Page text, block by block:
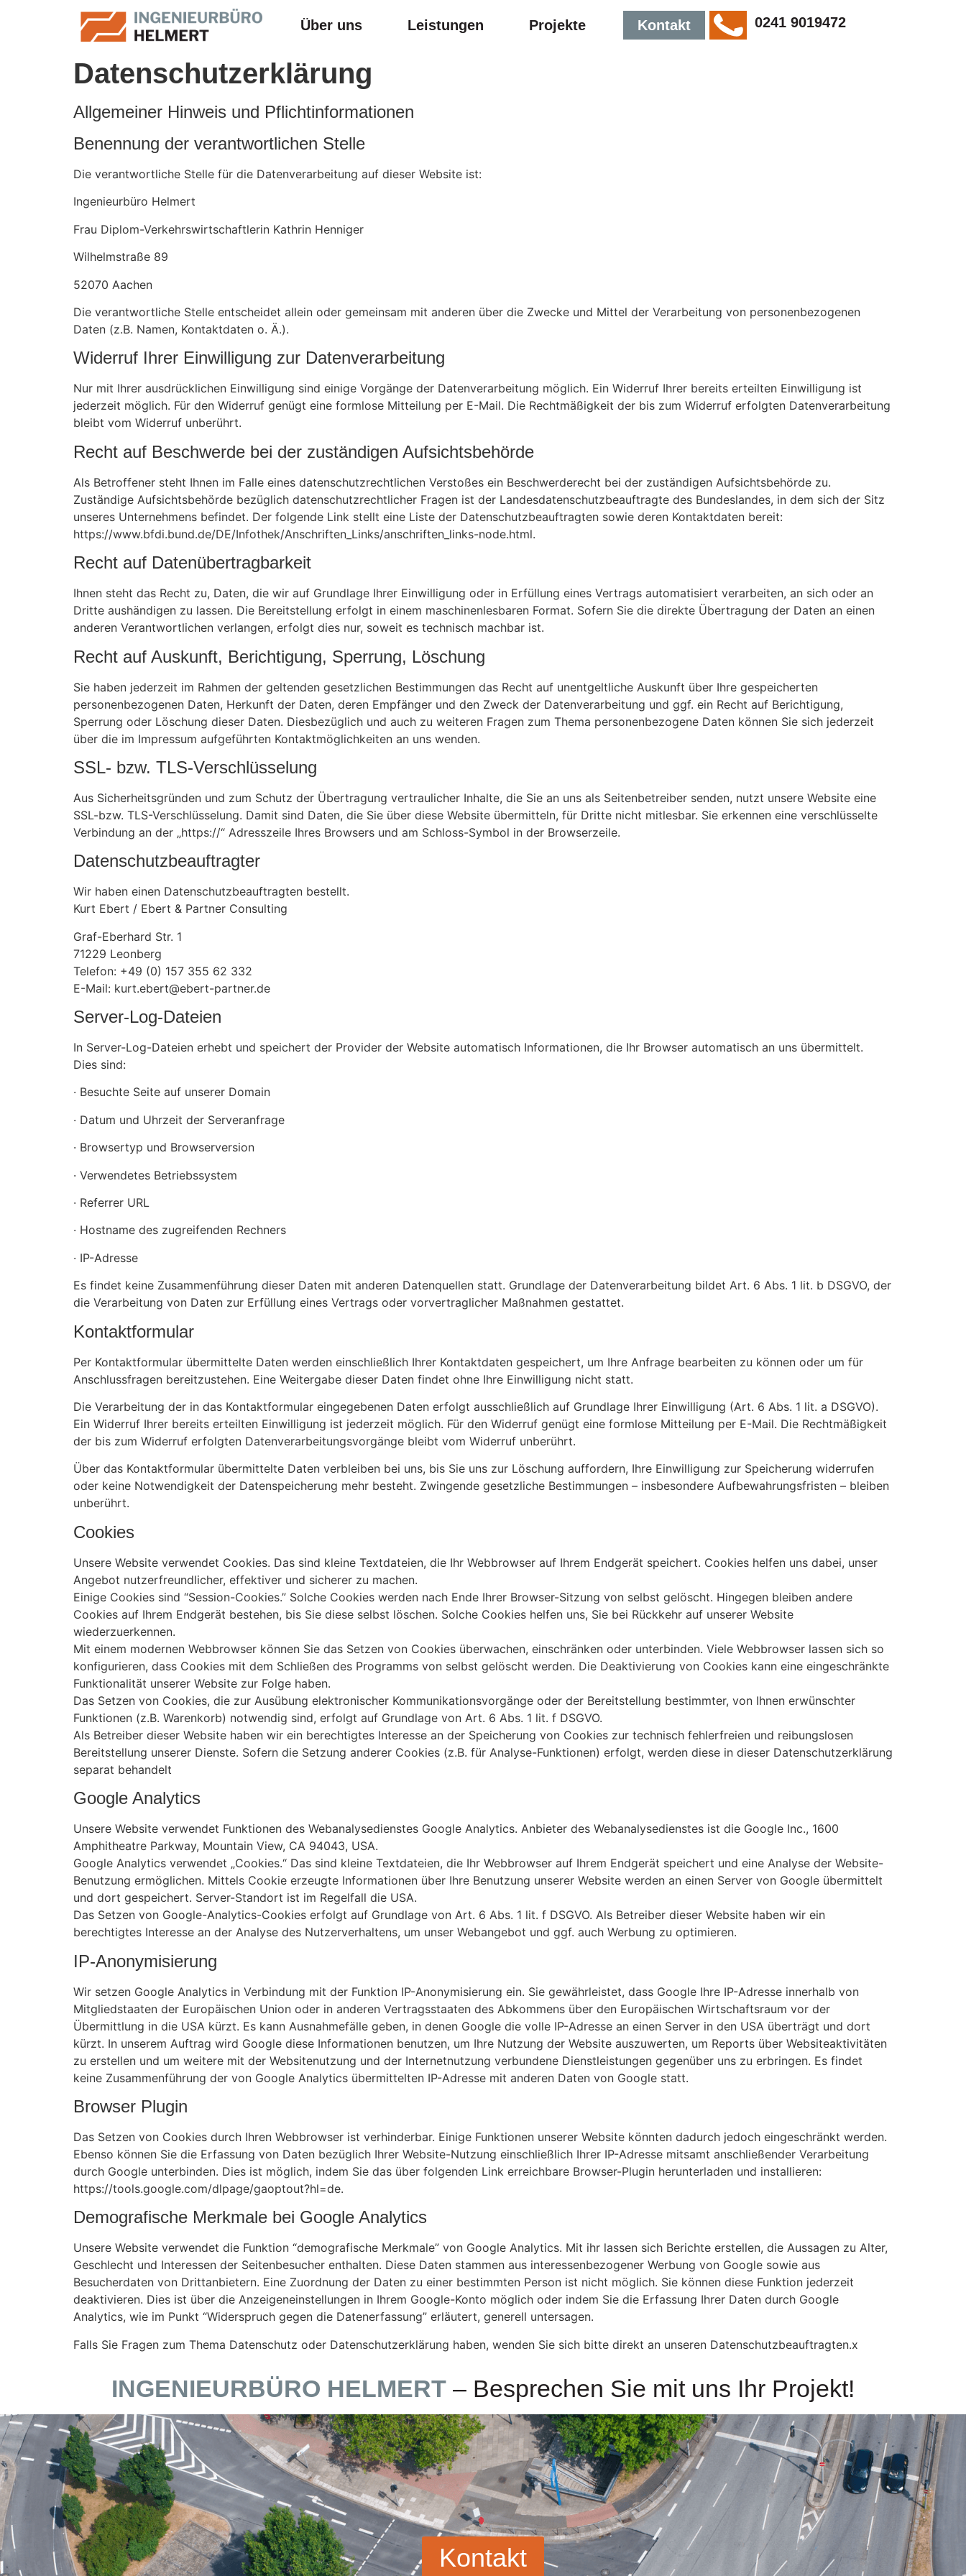
Über uns Leistungen Projekte Kontakt 0241 9019472
Datenschutzerklärung
Allgemeiner Hinweis und Pflichtinformationen
Benennung der verantwortlichen Stelle
Die verantwortliche Stelle für die Datenverarbeitung auf dieser Website ist:
Ingenieurbüro Helmert
Frau Diplom-Verkehrswirtschaftlerin Kathrin Henniger
Wilhelmstraße 89
52070 Aachen
Die verantwortliche Stelle entscheidet allein oder gemeinsam mit anderen über die Zwecke und Mittel der Verarbeitung von personenbezogenen
Daten (z.B. Namen, Kontaktdaten o. Ä.).
Widerruf Ihrer Einwilligung zur Datenverarbeitung
Nur mit Ihrer ausdrücklichen Einwilligung sind einige Vorgänge der Datenverarbeitung möglich. Ein Widerruf Ihrer bereits erteilten Einwilligung ist
jederzeit möglich. Für den Widerruf genügt eine formlose Mitteilung per E-Mail. Die Rechtmäßigkeit der bis zum Widerruf erfolgten Datenverarbeitung
bleibt vom Widerruf unberührt.
Recht auf Beschwerde bei der zuständigen Aufsichtsbehörde
Als Betroffener steht Ihnen im Falle eines datenschutzrechtlichen Verstoßes ein Beschwerderecht bei der zuständigen Aufsichtsbehörde zu.
Zuständige Aufsichtsbehörde bezüglich datenschutzrechtlicher Fragen ist der Landesdatenschutzbeauftragte des Bundeslandes, in dem sich der Sitz
unseres Unternehmens befindet. Der folgende Link stellt eine Liste der Datenschutzbeauftragten sowie deren Kontaktdaten bereit:
https://www.bfdi.bund.de/DE/Infothek/Anschriften_Links/anschriften_links-node.html.
Recht auf Datenübertragbarkeit
Ihnen steht das Recht zu, Daten, die wir auf Grundlage Ihrer Einwilligung oder in Erfüllung eines Vertrags automatisiert verarbeiten, an sich oder an
Dritte aushändigen zu lassen. Die Bereitstellung erfolgt in einem maschinenlesbaren Format. Sofern Sie die direkte Übertragung der Daten an einen
anderen Verantwortlichen verlangen, erfolgt dies nur, soweit es technisch machbar ist.
Recht auf Auskunft, Berichtigung, Sperrung, Löschung
Sie haben jederzeit im Rahmen der geltenden gesetzlichen Bestimmungen das Recht auf unentgeltliche Auskunft über Ihre gespeicherten
personenbezogenen Daten, Herkunft der Daten, deren Empfänger und den Zweck der Datenverarbeitung und ggf. ein Recht auf Berichtigung,
Sperrung oder Löschung dieser Daten. Diesbezüglich und auch zu weiteren Fragen zum Thema personenbezogene Daten können Sie sich jederzeit
über die im Impressum aufgeführten Kontaktmöglichkeiten an uns wenden.
SSL- bzw. TLS-Verschlüsselung
Aus Sicherheitsgründen und zum Schutz der Übertragung vertraulicher Inhalte, die Sie an uns als Seitenbetreiber senden, nutzt unsere Website eine
SSL-bzw. TLS-Verschlüsselung. Damit sind Daten, die Sie über diese Website übermitteln, für Dritte nicht mitlesbar. Sie erkennen eine verschlüsselte
Verbindung an der „https://“ Adresszeile Ihres Browsers und am Schloss-Symbol in der Browserzeile.
Datenschutzbeauftragter
Wir haben einen Datenschutzbeauftragten bestellt.
Kurt Ebert / Ebert & Partner Consulting
Graf-Eberhard Str. 1
71229 Leonberg
Telefon: +49 (0) 157 355 62 332
E-Mail: kurt.ebert@ebert-partner.de
Server-Log-Dateien
In Server-Log-Dateien erhebt und speichert der Provider der Website automatisch Informationen, die Ihr Browser automatisch an uns übermittelt.
Dies sind:
· Besuchte Seite auf unserer Domain
· Datum und Uhrzeit der Serveranfrage
· Browsertyp und Browserversion
· Verwendetes Betriebssystem
· Referrer URL
· Hostname des zugreifenden Rechners
· IP-Adresse
Es findet keine Zusammenführung dieser Daten mit anderen Datenquellen statt. Grundlage der Datenverarbeitung bildet Art. 6 Abs. 1 lit. b DSGVO, der
die Verarbeitung von Daten zur Erfüllung eines Vertrags oder vorvertraglicher Maßnahmen gestattet.
Kontaktformular
Per Kontaktformular übermittelte Daten werden einschließlich Ihrer Kontaktdaten gespeichert, um Ihre Anfrage bearbeiten zu können oder um für
Anschlussfragen bereitzustehen. Eine Weitergabe dieser Daten findet ohne Ihre Einwilligung nicht statt.
Die Verarbeitung der in das Kontaktformular eingegebenen Daten erfolgt ausschließlich auf Grundlage Ihrer Einwilligung (Art. 6 Abs. 1 lit. a DSGVO).
Ein Widerruf Ihrer bereits erteilten Einwilligung ist jederzeit möglich. Für den Widerruf genügt eine formlose Mitteilung per E-Mail. Die Rechtmäßigkeit
der bis zum Widerruf erfolgten Datenverarbeitungsvorgänge bleibt vom Widerruf unberührt.
Über das Kontaktformular übermittelte Daten verbleiben bei uns, bis Sie uns zur Löschung auffordern, Ihre Einwilligung zur Speicherung widerrufen
oder keine Notwendigkeit der Datenspeicherung mehr besteht. Zwingende gesetzliche Bestimmungen – insbesondere Aufbewahrungsfristen – bleiben
unberührt.
Cookies
Unsere Website verwendet Cookies. Das sind kleine Textdateien, die Ihr Webbrowser auf Ihrem Endgerät speichert. Cookies helfen uns dabei, unser
Angebot nutzerfreundlicher, effektiver und sicherer zu machen.
Einige Cookies sind “Session-Cookies.” Solche Cookies werden nach Ende Ihrer Browser-Sitzung von selbst gelöscht. Hingegen bleiben andere
Cookies auf Ihrem Endgerät bestehen, bis Sie diese selbst löschen. Solche Cookies helfen uns, Sie bei Rückkehr auf unserer Website
wiederzuerkennen.
Mit einem modernen Webbrowser können Sie das Setzen von Cookies überwachen, einschränken oder unterbinden. Viele Webbrowser lassen sich so
konfigurieren, dass Cookies mit dem Schließen des Programms von selbst gelöscht werden. Die Deaktivierung von Cookies kann eine eingeschränkte
Funktionalität unserer Website zur Folge haben.
Das Setzen von Cookies, die zur Ausübung elektronischer Kommunikationsvorgänge oder der Bereitstellung bestimmter, von Ihnen erwünschter
Funktionen (z.B. Warenkorb) notwendig sind, erfolgt auf Grundlage von Art. 6 Abs. 1 lit. f DSGVO.
Als Betreiber dieser Website haben wir ein berechtigtes Interesse an der Speicherung von Cookies zur technisch fehlerfreien und reibungslosen
Bereitstellung unserer Dienste. Sofern die Setzung anderer Cookies (z.B. für Analyse-Funktionen) erfolgt, werden diese in dieser Datenschutzerklärung
separat behandelt
Google Analytics
Unsere Website verwendet Funktionen des Webanalysedienstes Google Analytics. Anbieter des Webanalysedienstes ist die Google Inc., 1600
Amphitheatre Parkway, Mountain View, CA 94043, USA.
Google Analytics verwendet „Cookies.“ Das sind kleine Textdateien, die Ihr Webbrowser auf Ihrem Endgerät speichert und eine Analyse der Website-
Benutzung ermöglichen. Mittels Cookie erzeugte Informationen über Ihre Benutzung unserer Website werden an einen Server von Google übermittelt
und dort gespeichert. Server-Standort ist im Regelfall die USA.
Das Setzen von Google-Analytics-Cookies erfolgt auf Grundlage von Art. 6 Abs. 1 lit. f DSGVO. Als Betreiber dieser Website haben wir ein
berechtigtes Interesse an der Analyse des Nutzerverhaltens, um unser Webangebot und ggf. auch Werbung zu optimieren.
IP-Anonymisierung
Wir setzen Google Analytics in Verbindung mit der Funktion IP-Anonymisierung ein. Sie gewährleistet, dass Google Ihre IP-Adresse innerhalb von
Mitgliedstaaten der Europäischen Union oder in anderen Vertragsstaaten des Abkommens über den Europäischen Wirtschaftsraum vor der
Übermittlung in die USA kürzt. Es kann Ausnahmefälle geben, in denen Google die volle IP-Adresse an einen Server in den USA überträgt und dort
kürzt. In unserem Auftrag wird Google diese Informationen benutzen, um Ihre Nutzung der Website auszuwerten, um Reports über Websiteaktivitäten
zu erstellen und um weitere mit der Websitenutzung und der Internetnutzung verbundene Dienstleistungen gegenüber uns zu erbringen. Es findet
keine Zusammenführung der von Google Analytics übermittelten IP-Adresse mit anderen Daten von Google statt.
Browser Plugin
Das Setzen von Cookies durch Ihren Webbrowser ist verhinderbar. Einige Funktionen unserer Website könnten dadurch jedoch eingeschränkt werden.
Ebenso können Sie die Erfassung von Daten bezüglich Ihrer Website-Nutzung einschließlich Ihrer IP-Adresse mitsamt anschließender Verarbeitung
durch Google unterbinden. Dies ist möglich, indem Sie das über folgenden Link erreichbare Browser-Plugin herunterladen und installieren:
https://tools.google.com/dlpage/gaoptout?hl=de.
Demografische Merkmale bei Google Analytics
Unsere Website verwendet die Funktion “demografische Merkmale” von Google Analytics. Mit ihr lassen sich Berichte erstellen, die Aussagen zu Alter,
Geschlecht und Interessen der Seitenbesucher enthalten. Diese Daten stammen aus interessenbezogener Werbung von Google sowie aus
Besucherdaten von Drittanbietern. Eine Zuordnung der Daten zu einer bestimmten Person ist nicht möglich. Sie können diese Funktion jederzeit
deaktivieren. Dies ist über die Anzeigeneinstellungen in Ihrem Google-Konto möglich oder indem Sie die Erfassung Ihrer Daten durch Google
Analytics, wie im Punkt “Widerspruch gegen die Datenerfassung” erläutert, generell untersagen.
Falls Sie Fragen zum Thema Datenschutz oder Datenschutzerklärung haben, wenden Sie sich bitte direkt an unseren Datenschutzbeauftragten.x
INGENIEURBÜRO HELMERT – Besprechen Sie mit uns Ihr Projekt!
Kontakt